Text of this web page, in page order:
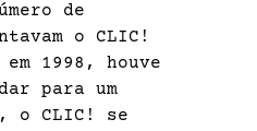
de
o CLIC!
1998, houve
para um
o CLIC! se